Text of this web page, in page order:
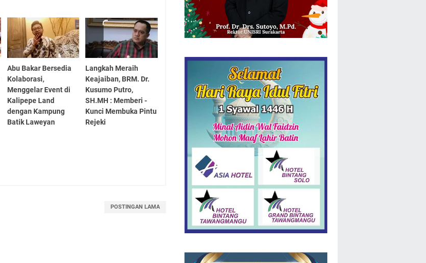
Abu Bakar Bersedia
Kolaborasi,
Menggelar Event di
Kalipepe Land
dengan Kampung
Batik Laweyan
Langkah Meraih
Keajaiban, BRM. Dr.
Kusumo Putro,
SH.MH : Memberi -
Kunci Membuka Pintu
Rejeki
POSTINGAN LAMA